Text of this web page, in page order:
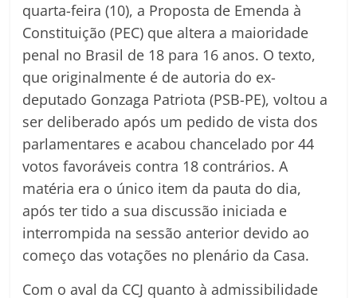
quarta-feira (10), a Proposta de Emenda à
Constituição (PEC) que altera a maioridade
penal no Brasil de 18 para 16 anos. O texto,
que originalmente é de autoria do ex-
deputado Gonzaga Patriota (PSB-PE), voltou a
ser deliberado após um pedido de vista dos
parlamentares e acabou chancelado por 44
votos favoráveis contra 18 contrários. A
matéria era o único item da pauta do dia,
após ter tido a sua discussão iniciada e
interrompida na sessão anterior devido ao
começo das votações no plenário da Casa.
Com o aval da CCJ quanto à admissibilidade